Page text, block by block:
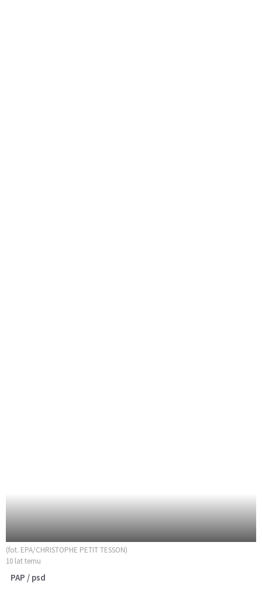
(fot. EPA/CHRISTOPHE PETIT TESSON)
10 lat temu
PAP / psd